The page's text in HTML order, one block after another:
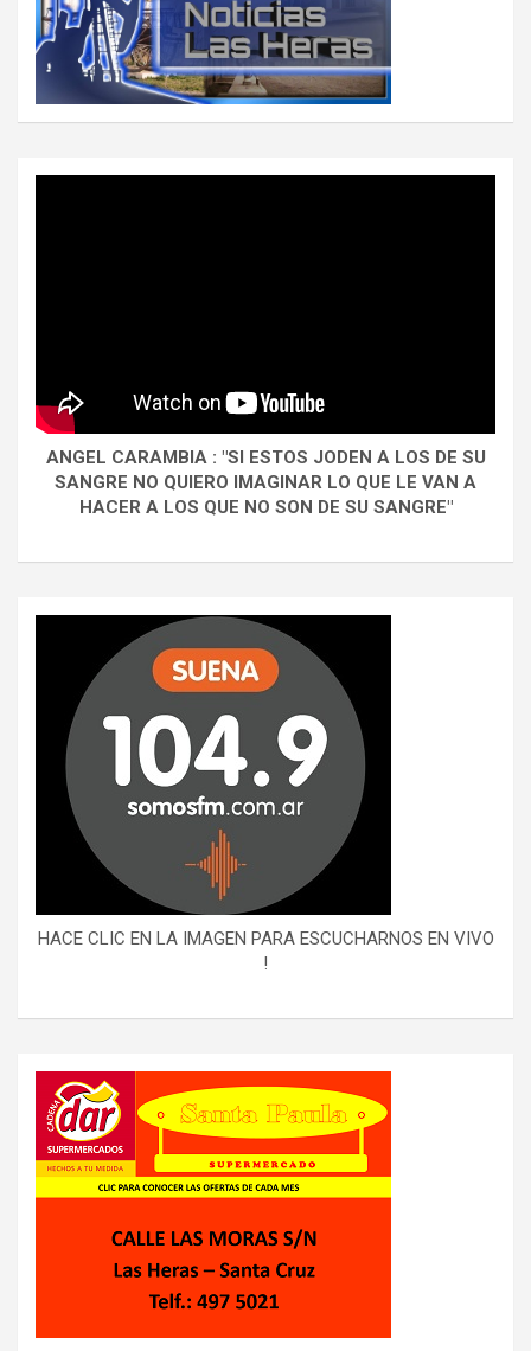
ANGEL CARAMBIA : "SI ESTOS JODEN A LOS DE SU
SANGRE NO QUIERO IMAGINAR LO QUE LE VAN A
HACER A LOS QUE NO SON DE SU SANGRE"
HACE CLIC EN LA IMAGEN PARA ESCUCHARNOS EN VIVO
!